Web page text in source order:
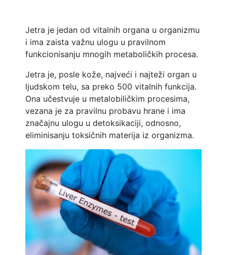
Jetra je jedan od vitalnih organa u organizmu
i ima zaista važnu ulogu u pravilnom
funkcionisanju mnogih metaboličkih procesa.
Jetra je, posle kože, najveći i najteži organ u
ljudskom telu, sa preko 500 vitalnih funkcija.
Ona učestvuje u metalobiličkim procesima,
vezana je za pravilnu probavu hrane i ima
značajnu ulogu u detoksikaciji, odnosno,
eliminisanju toksičnih materija iz organizma.